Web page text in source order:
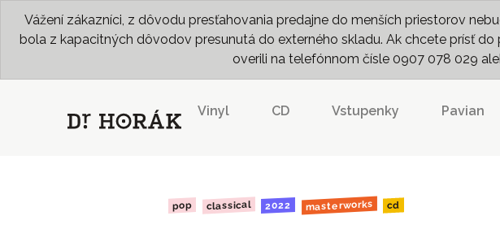
Vážení zákazníci, z dôvodu presťahovania predajne do menších priestorov
bola z kapacitných dôvodov presunutá do externého skladu. Ak chcete prísť
overili na telefónnom čísle 0907 078 029
Vinyl CD Vstupenky Pavian
pop classical 2022 masterworks cd